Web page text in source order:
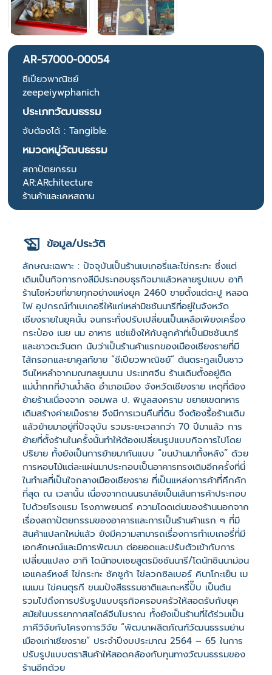
AR-57000-00054
ซีเปียวพาณิชย์
zeepeiywphanich
ประเภทวัฒนธรรม
จับต้องได้ : Tangible.
หมวดหมู่วัฒนธรรม
สถาปัตยกรรม
AR:ARchitecture
ร้านค้าและเคหสถาน
ข้อมูล/ประวัติ
ลักษณะเฉพาะ : ปัจจุบันเป็นร้านเบเกอรี่และไข่กระทะ ซึ่งแต่
เดิมเป็นกิจการกงสีมีประกอบธุรกิจมาแล้วหลายรูปแบบ อาทิ
ร้านโชห่วยที่ขายทุกอย่างแห่งยุค 2460 ขายตั้งแต่ตะปู หลอด
ไฟ อุปกรณ์ทำเบเกอรี่ให้แก่เหล่ามิชชันนารีที่อยู่ในจังหวัด
เชียงรายในยุคนั้น จนกระทั่งปรับเปลี่ยนเป็นเหลือเพียงเครื่อง
กระป๋อง เนย นม อาหาร แช่แข็งให้กับลูกค้าที่เป็นมิชชันนารี
และชาวตะวันตก นับว่าเป็นร้านค้าแรกของเมืองเชียงรายที่มี
ไส้กรอกและยาคูลท์ขาย “ซีเปียวพาณิชย์” ต้นตระกูลเป็นชาว
จีนไหหลำจากมณฑลยูนนาน ประเทศจีน ร้านเดิมตั้งอยู่ติด
แม่น้ำกกที่บ้านน้ำลัด อำเภอเมือง จังหวัดเชียงราย เหตุที่ต้อง
ย้ายร้านเนื่องจาก จอมพล ป. พิบูลสงคราม ขยายเขตทหาร
เดิมสร้างค่ายเม็งราย จึงมีการเวนคืนที่ดิน จึงต้องรื้อร้านเดิม
แล้วย้ายมาอยู่ที่ปัจจุบัน รวมระยะเวลากว่า 70 ปีมาแล้ว การ
ย้ายที่ตั้งร้านในครั้งนั้นทำให้ต้องเปลี่ยนรูปแบบกิจการไปโดย
ปริยาย ทั้งยังเป็นการย้ายมากันแบบ “ขนบ้านมาทั้งหลัง” ด้วย
การหอบไม้แต่ละแผ่นมาประกอบเป็นอาคารทรงเดิมอีกครั้งที่นี่
ในทำเลที่เป็นใจกลางเมืองเชียงราย ที่เป็นแหล่งการค้าที่คึกคัก
ที่สุด ณ เวลานั้น เนื่องจากถนนธนาลัยเป็นเส้นการค้าประกอบ
ไปด้วยโรงแรม โรงภาพยนตร์ ความโดดเด่นของร้านนอกจาก
เรื่องสถาปัตยกรรมของอาคารและการเป็นร้านค้าแรก ๆ ที่มี
สินค้าแปลกใหม่แล้ว ยังมีความสามารถเรื่องการทำเบเกอรี่ที่มี
เอกลักษณ์และมีการพัฒนา ต่อยอดและปรับตัวเข้ากับการ
เปลี่ยนแปลง อาทิ โดนัทอบเชยสูตรมิชชันนารี/โดนัทชินนาม่อน
เอแคลร์หงส์ ไข่กระทะ ชัคชูก้า ไข่ลวกซิลเบอร์ คินาโกะเย็น เม
เนเมน ไข่คนตุรกี ขนมปังสีธรรมชาติและกะหรี่ปั๊บ เป็นต้น
รวมไปถึงการปรับรูปแบบธุรกิจครอบครัวให้สอดรับกับยุค
สมัยในบรรยากาศสไตล์จีนโบราณ ทั้งยังเป็นร้านที่ได้ร่วมเป็น
ภาคีวิจัยกับโครงการวิจัย “พัฒนาผลิตภัณฑ์วัฒนธรรมย่าน
เมืองเก่าเชียงราย” ประจำปีงบประมาณ 2564 – 65 ในการ
ปรับรูปแบบตราสินค้าให้สอดคล้องกับทุนทางวัฒนธรรมของ
ร้านอีกด้วย